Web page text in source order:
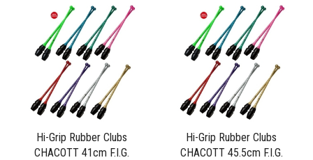
Hi-Grip Rubber Clubs
CHACOTT 41cm F.I.G.
Hi-Grip Rubber Clubs
CHACOTT 45.5cm F.I.G.